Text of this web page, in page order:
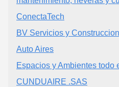
ConectaTech
BV Servicios y
Auto Aires
Espacios y Ambientes todo
CUNDUAIRE .SAS